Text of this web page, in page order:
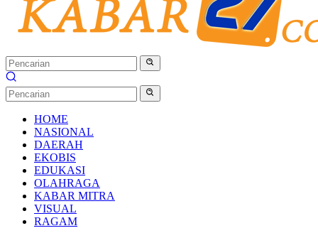
HOME
NASIONAL
DAERAH
EKOBIS
EDUKASI
OLAHRAGA
KABAR MITRA
VISUAL
RAGAM